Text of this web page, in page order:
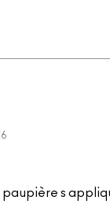
paupière s